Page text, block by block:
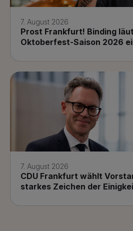
7. August 2026
Prost Frankfurt! Binding
Oktoberfest-Saison 2026
7. August 2026
CDU Frankfurt wählt
starkes Zeichen der